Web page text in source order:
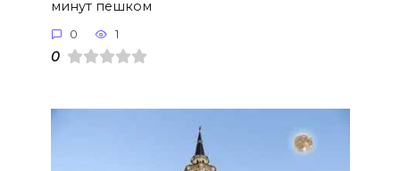
минут пешком
0 1
0